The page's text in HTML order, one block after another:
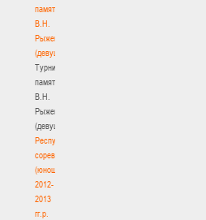
памяти
В.Н.
Рыженкова
(девушки)
Турнир
памяти
В.Н.
Рыженкова
(девушки)
Республиканские
соревнования
(юноши)
2012-
2013
гг.р.